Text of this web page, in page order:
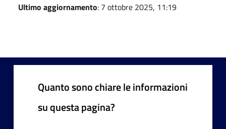
Ultimo aggiornamento: 7 ottobre 2025, 11:19
Quanto sono chiare le informazioni
su questa pagina?